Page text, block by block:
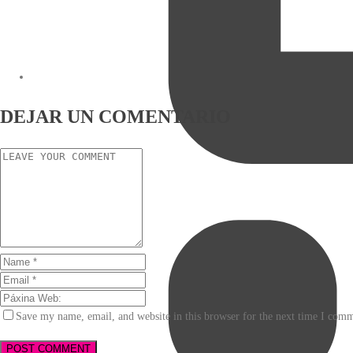
DEJAR UN COMENTARIO
Save my name, email, and website in this browser for the next time I